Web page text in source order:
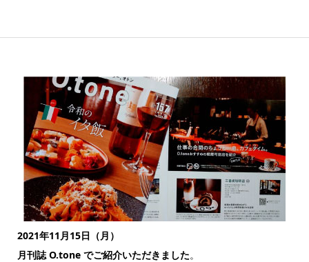
2021年11月15日（月）
月刊誌 O.tone でご紹介いただきました。